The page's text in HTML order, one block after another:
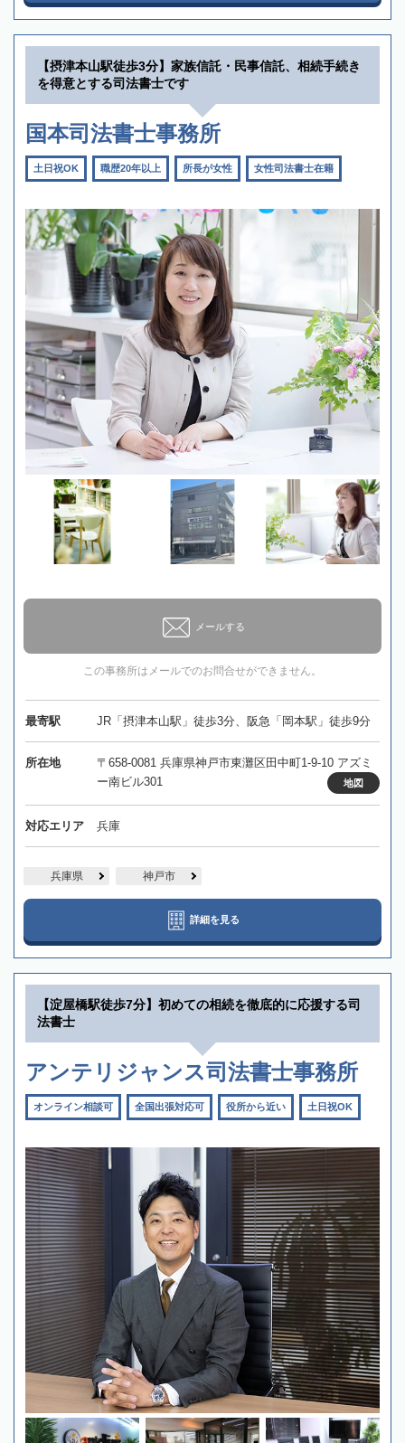
【摂津本山駅徒歩3分】家族信託・民事信託、相続手続き
を得意とする司法書士です
国本司法書士事務所
土日祝OK 職歴20年以上 所長が女性 女性司法書士在籍
メールする
この事務所はメールでのお問合せができません。
最寄駅 JR「摂津本山駅」徒歩3分、阪急「岡本駅」徒歩9分
所在地
〒658-0081 兵庫県神戸市東灘区田中町1-9-10 アズミ
ー南ビル301
地図
対応エリア 兵庫
兵庫県 神戸市
詳細を見る
【淀屋橋駅徒歩7分】初めての相続を徹底的に応援する司
法書士
アンテリジャンス司法書士事務所
オンライン相談可 全国出張対応可 役所から近い 土日祝OK